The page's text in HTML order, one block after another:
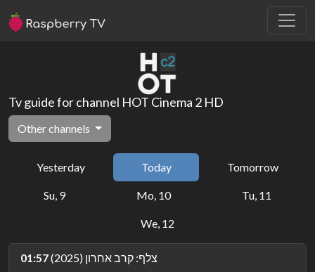
Tv guide for channel HOT Cinema 2 HD
Other channels
Yesterday Today Tomorrow
Su, 9 Mo, 10 Tu, 11
We, 12
01:57
צלף: קרב אחרון (2025)